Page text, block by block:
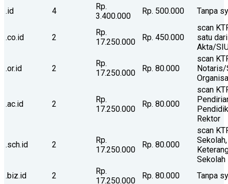
.id 4
Rp.
3.400.000
Rp. 500.000 Tanpa
.co.id 2
Rp.
17.250.000
Rp. 450.000
scan
satu dari
Akta/
.or.id 2
Rp.
17.250.000
Rp. 80.000
scan
Notaris/
.ac.id 2
Rp.
17.250.000
Rp. 80.000
scan
Rektor
.sch.id 2
Rp.
17.250.000
Rp. 80.000
scan
Sekolah
.biz.id
2
Rp.
17.250.000
Rp. 80.000 Tanpa